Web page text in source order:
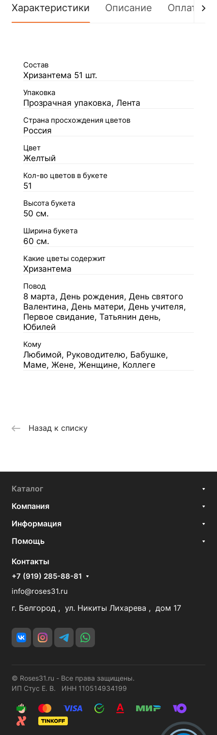
Характеристики Описание Оплата
Состав
Хризантема 51 шт.
Упаковка
Прозрачная упаковка, Лента
Страна просхождения цветов
Россия
Цвет
Желтый
Кол-во цветов в букете
51
Высота букета
50 см.
Ширина букета
60 см.
Какие цветы содержит
Хризантема
Повод
8 марта, День рождения, День святого
Валентина, День матери, День учителя,
Первое свидание, Татьянин день,
Юбилей
Кому
Любимой, Руководителю, Бабушке,
Маме, Жене, Женщине, Коллеге
Назад к списку
Каталог
Компания
Информация
Помощь
Контакты
+7 (919) 285-88-81
info@roses31.ru
г. Белгород , ул. Никиты Лихарева , дом 17
© Roses31.ru - Все права защищены.
ИП Стус Е. В. ИНН 110514934199